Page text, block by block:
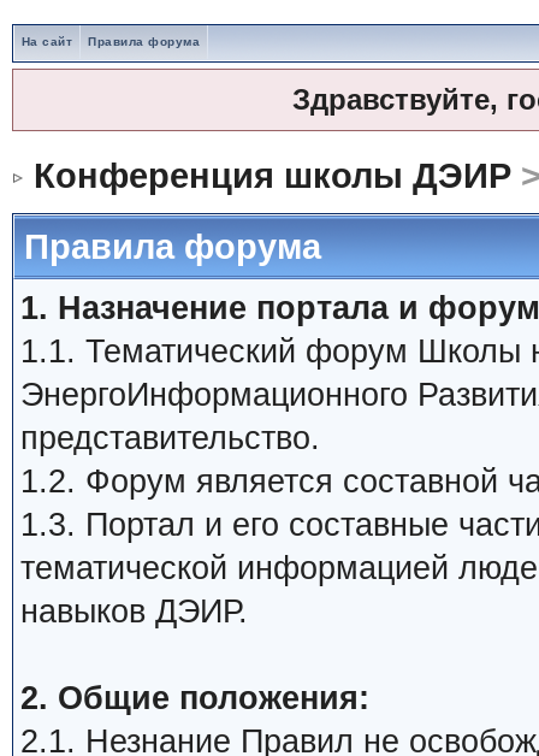
На сайт Правила форума
Здравствуйте,
Конференция школы ДЭИР
Правила форума
1. Назначение портала и
1.1. Тематический форум Школы
ЭнергоИнформационного
представительство.
1.2. Форум является составной
1.3. Портал и его составные
тематической информацией
навыков ДЭИР.
2. Общие положения:
2.1. Незнание Правил не